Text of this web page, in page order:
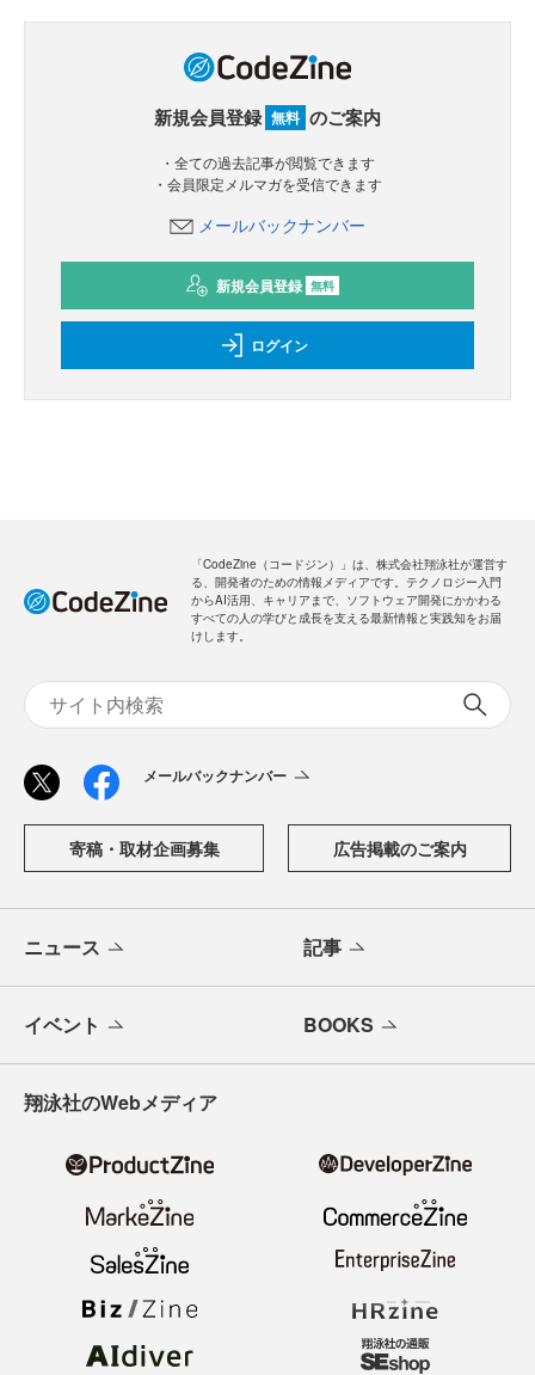
新規会員登録 無料 のご案内
・全ての過去記事が閲覧できます
・会員限定メルマガを受信できます
メールバックナンバー
新規会員登録 無料
ログイン
「CodeZine（コードジン）」は、株式会社翔泳社が運営す
る、開発者のための情報メディアです。テクノロジー入門
からAI活用、キャリアまで、ソフトウェア開発にかかわる
すべての人の学びと成長を支える最新情報と実践知をお届
けします。
メールバックナンバー
寄稿・取材企画募集 広告掲載のご案内
ニュース 記事
イベント BOOKS
翔泳社のWebメディア